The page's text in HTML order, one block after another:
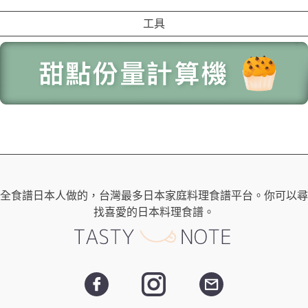
工具
全食譜日本人做的，台灣最多日本家庭料理食譜平台。你可以尋
找喜愛的日本料理食譜。